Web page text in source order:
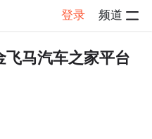
登录 频道
帖子详情
飞马汽车之家平台